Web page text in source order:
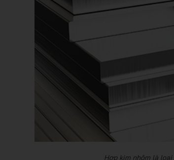
Hợp kim nhôm là